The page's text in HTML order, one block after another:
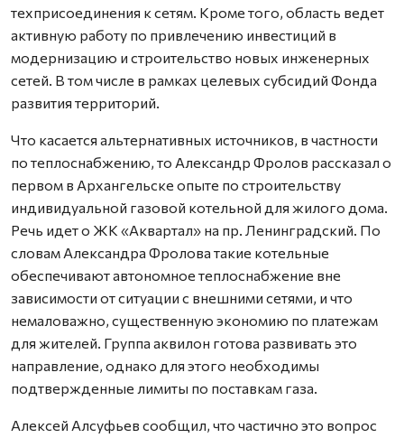
техприсоединения к сетям. Кроме того, область ведет
активную работу по привлечению инвестиций в
модернизацию и строительство новых инженерных
сетей. В том числе в рамках целевых субсидий Фонда
развития территорий.
Что касается альтернативных источников, в частности
по теплоснабжению, то Александр Фролов рассказал о
первом в Архангельске опыте по строительству
индивидуальной газовой котельной для жилого дома.
Речь идет о ЖК «Аквартал» на пр. Ленинградский. По
словам Александра Фролова такие котельные
обеспечивают автономное теплоснабжение вне
зависимости от ситуации с внешними сетями, и что
немаловажно, существенную экономию по платежам
для жителей. Группа аквилон готова развивать это
направление, однако для этого необходимы
подтвержденные лимиты по поставкам газа.
Алексей Алсуфьев сообщил, что частично это вопрос